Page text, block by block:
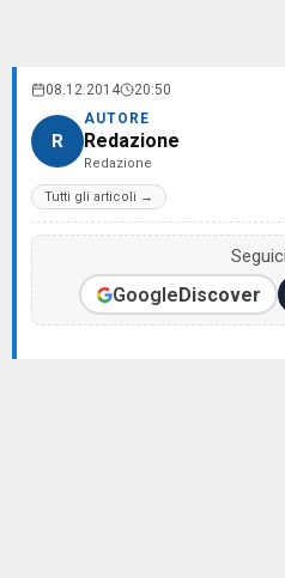
08.12.2014 20:50
R
AUTORE
Redazione
Redazione
Tutti gli articoli →
GoogleDiscover